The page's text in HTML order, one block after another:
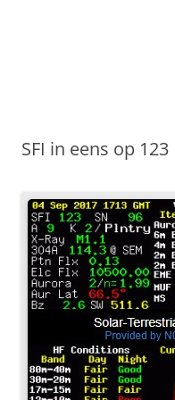
SFI in eens op 123